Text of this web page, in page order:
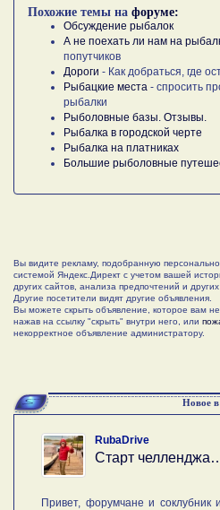
Похожие темы на форуме:
Обсуждение рыбалок
А не поехать ли нам на
попутчиков
Дороги - Как добраться, где
Рыбацкие места - спросить
рыбалки
Рыболовные базы. Отзывы.
Рыбалка в городской черте
Рыбалка на платниках
Большие рыболовные
Вы видите рекламу, подобранную
системой Яндекс.Директ с учетом вашей
других сайтов, анализа предпочтений и
Другие посетители видят другие объявления.
Вы можете скрыть объявление, которое вам не
нажав на ссылку "скрыть" внутри него, или
некорректное объявление администратору.
Новое в
RubaDrive
Старт
Привет, форумчане и